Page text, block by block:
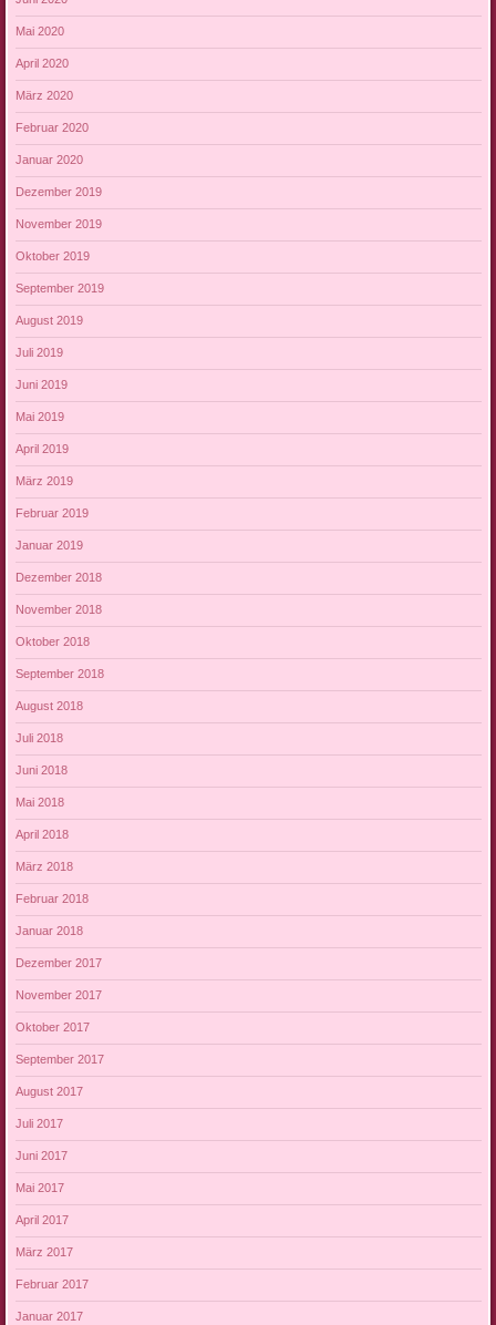
Mai 2020
April 2020
März 2020
Februar 2020
Januar 2020
Dezember 2019
November 2019
Oktober 2019
September 2019
August 2019
Juli 2019
Juni 2019
Mai 2019
April 2019
März 2019
Februar 2019
Januar 2019
Dezember 2018
November 2018
Oktober 2018
September 2018
August 2018
Juli 2018
Juni 2018
Mai 2018
April 2018
März 2018
Februar 2018
Januar 2018
Dezember 2017
November 2017
Oktober 2017
September 2017
August 2017
Juli 2017
Juni 2017
Mai 2017
April 2017
März 2017
Februar 2017
Januar 2017